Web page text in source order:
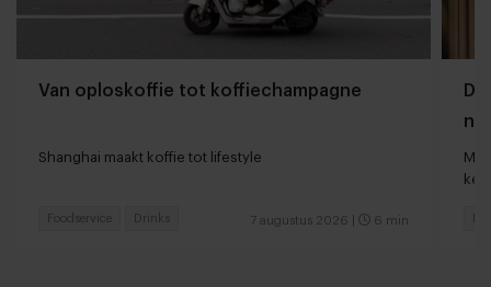
Van oploskoffie tot koffiechampagne
Shanghai maakt koffie tot lifestyle
7 augustus 2026 6 min
Foodservice Drinks